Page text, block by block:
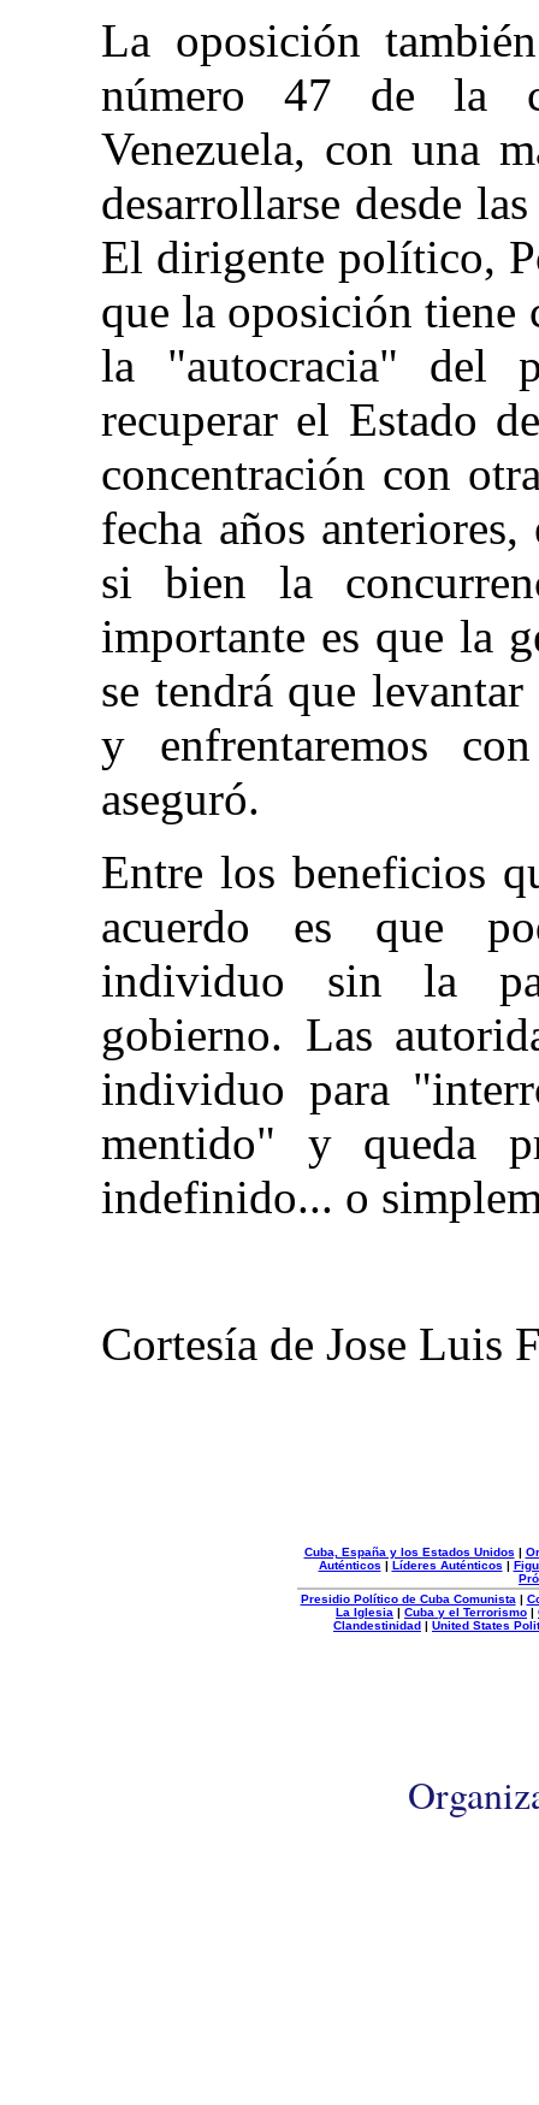
La oposición
número 47 de la
Venezuela, con una
desarrollarse desde
El dirigente político,
que la oposición tiene
la "autocracia" del
recuperar el Estado
concentración con
fecha años
si bien la
importante es que la
se tendrá que
y enfrentaremos
aseguró.
Entre los beneficios
acuerdo es que
individuo sin la
gobierno. Las
individuo para
mentido" y queda
indefinido... o
Cortesía de Jose Luis
Cuba, España y los Estados Unidos |
Auténticos | Líderes Auténticos |
Presidio Político de Cuba Comunista |
La Iglesia | Cuba y el Terrorismo |
Clandestinidad | United States